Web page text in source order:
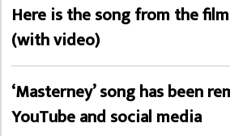
Here is the song from the film
(with video)
‘Masterney’ song has been
YouTube and social media